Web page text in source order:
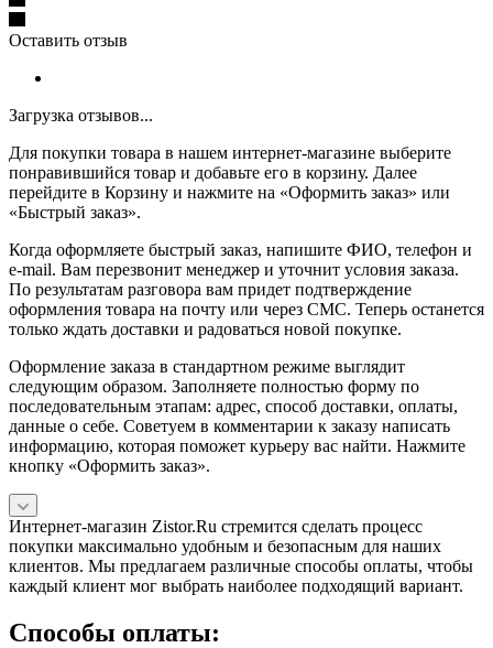
Оставить отзыв
Загрузка отзывов...
Для покупки товара в нашем интернет-магазине выберите
понравившийся товар и добавьте его в корзину. Далее
перейдите в Корзину и нажмите на «Оформить заказ» или
«Быстрый заказ».
Когда оформляете быстрый заказ, напишите ФИО, телефон и
e-mail. Вам перезвонит менеджер и уточнит условия заказа.
По результатам разговора вам придет подтверждение
оформления товара на почту или через СМС. Теперь останется
только ждать доставки и радоваться новой покупке.
Оформление заказа в стандартном режиме выглядит
следующим образом. Заполняете полностью форму по
последовательным этапам: адрес, способ доставки, оплаты,
данные о себе. Советуем в комментарии к заказу написать
информацию, которая поможет курьеру вас найти. Нажмите
кнопку «Оформить заказ».
Интернет-магазин Zistor.Ru стремится сделать процесс
покупки максимально удобным и безопасным для наших
клиентов. Мы предлагаем различные способы оплаты, чтобы
каждый клиент мог выбрать наиболее подходящий вариант.
Способы оплаты: